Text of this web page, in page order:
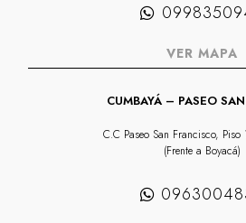
VER MAPA
CUMBAYÁ – PASEO
C.C Paseo San Francisco,
(Frente a Boyacá)